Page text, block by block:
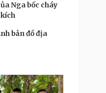
Nga bốc cháy
bản đồ địa